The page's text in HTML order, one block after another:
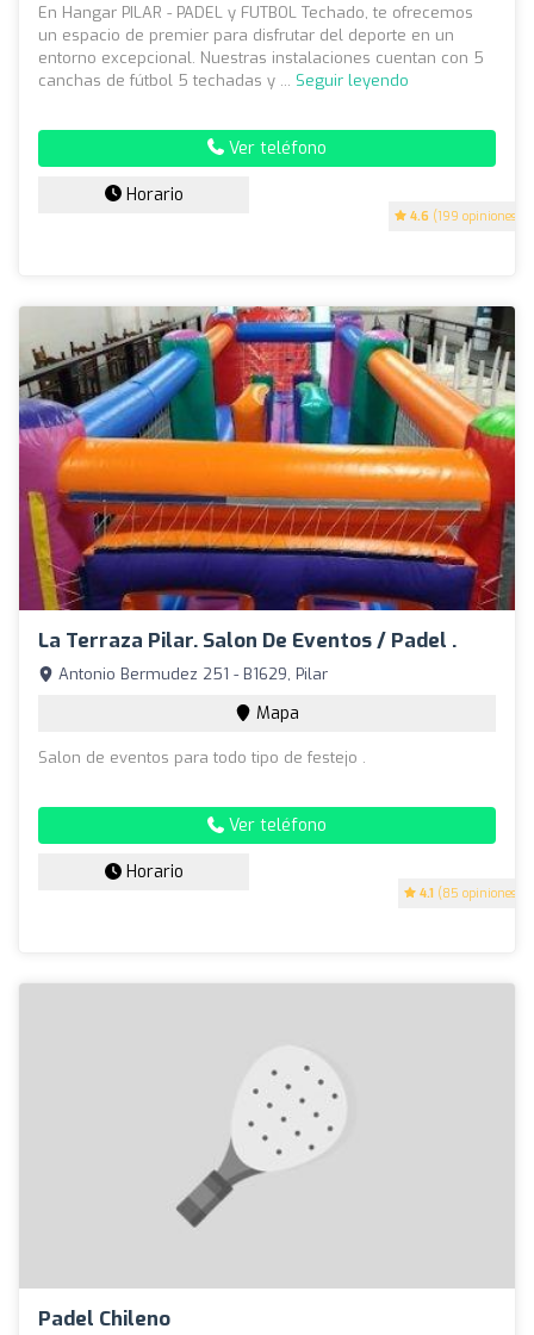
4.6 (199 opiniones)
En Hangar PILAR - PADEL y FUTBOL Techado, te ofrecemos
un espacio de premier para disfrutar del deporte en un
entorno excepcional. Nuestras instalaciones cuentan con 5
canchas de fútbol 5 techadas y ... Seguir leyendo
Ver teléfono
Horario
La Terraza Pilar. Salon De Eventos / Padel .
4.1 (85 opiniones)
Antonio Bermudez 251 - B1629, Pilar
Mapa
Salon de eventos para todo tipo de festejo .
Ver teléfono
Horario
Padel Chileno